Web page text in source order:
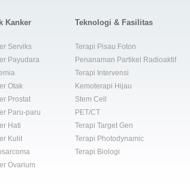
Kanker
Serviks
Payudara
Otak
Prostat
Paru-paru
Hati
Kulit
Ovarium
Teknologi & Fasilitas
Terapi Pisau Foton
Penanaman Partikel Radioaktif
Terapi Intervensi
Kemoterapi Hijau
Stem Cell
PET/CT
Terapi Target Gen
Terapi Photodynamic
Terapi Biologi